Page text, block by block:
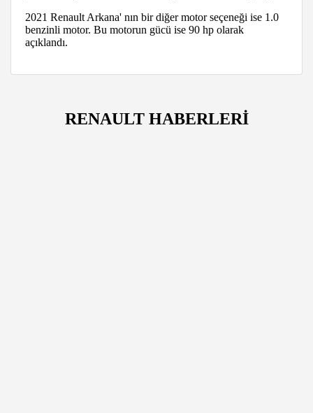
2021 Renault Arkana' nın bir diğer motor seçeneği ise 1.0
benzinli motor. Bu motorun gücü ise 90 hp olarak
açıklandı.
RENAULT HABERLERİ